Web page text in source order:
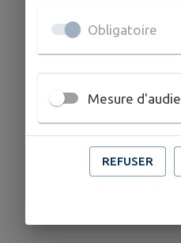
Obligatoire
Mesure
REFUSER